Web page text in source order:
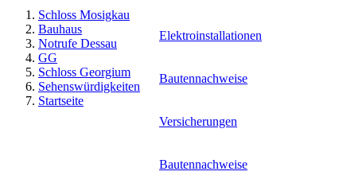
Schloss Mosigkau
Bauhaus
Notrufe Dessau
GG
Schloss Georgium
Sehenswürdigkeiten
Startseite
Elektroinstallationen
Bautennachweise
Versicherungen
Bautennachweise